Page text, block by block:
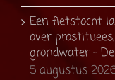
Een fietstocht
over
grondwater -
5 augustus